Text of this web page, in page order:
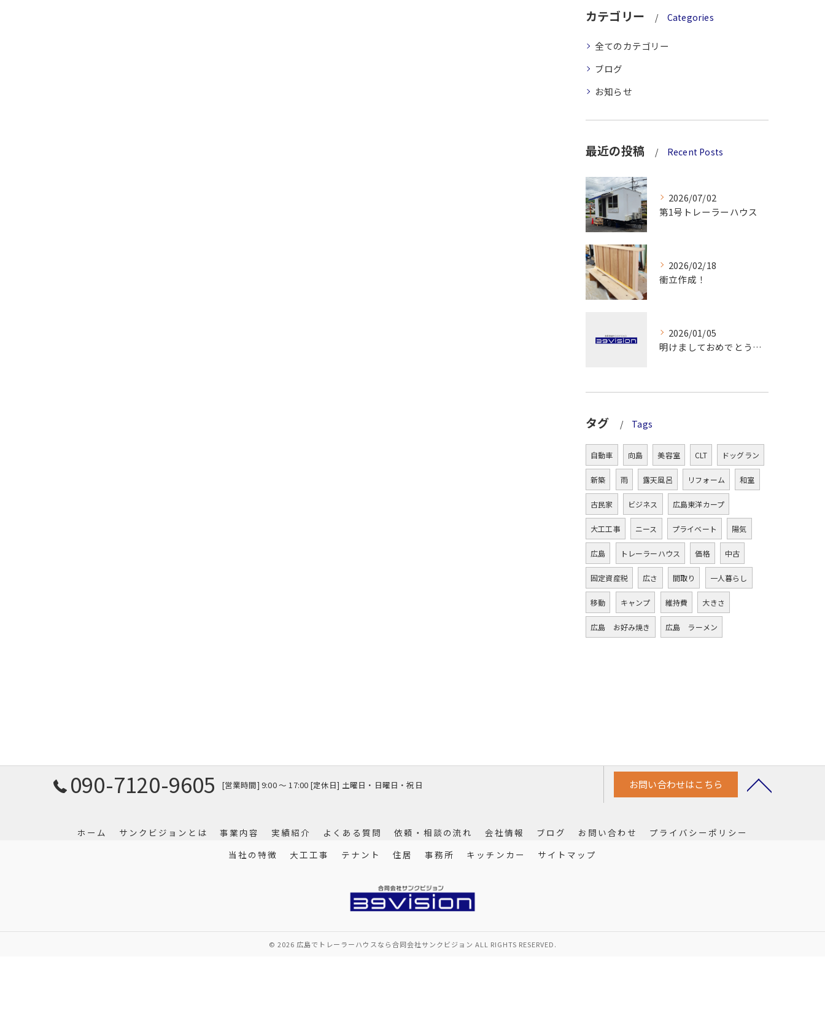
カテゴリー Categories
全てのカテゴリー
ブログ
お知らせ
最近の投稿 Recent Posts
2026/07/02
第1号トレーラーハウス
2026/02/18
衝立作成！
2026/01/05
明けましておめでとうございます！
タグ Tags
自動車 向島 美容室 CLT ドッグラン
新築 雨 露天風呂 リフォーム 和室
古民家 ビジネス 広島東洋カープ
大工工事 ニース プライベート 陽気
広島 トレーラーハウス 価格 中古
固定資産税 広さ 間取り 一人暮らし
移動 キャンプ 維持費 大きさ
広島 お好み焼き 広島 ラーメン
090-7120-9605 [営業時間] 9:00 〜 17:00 [定休日] 土曜日・日曜日・祝日 お問い合わせはこちら
ホーム サンクビジョンとは 事業内容 実績紹介 よくある質問 依頼・相談の流れ 会社情報 ブログ お問い合わせ
プライバシーポリシー
当社の特徴
大工工事 テナント 住居 事務所 キッチンカー サイトマップ
© 2026 広島でトレーラーハウスなら合同会社サンクビジョン ALL RIGHTS RESERVED.